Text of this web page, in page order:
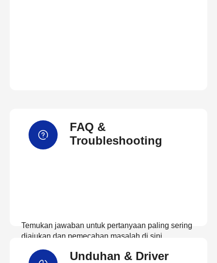
FAQ &
Troubleshooting
Temukan jawaban untuk pertanyaan paling sering
diajukan dan pemecahan masalah di sini
Unduhan & Driver